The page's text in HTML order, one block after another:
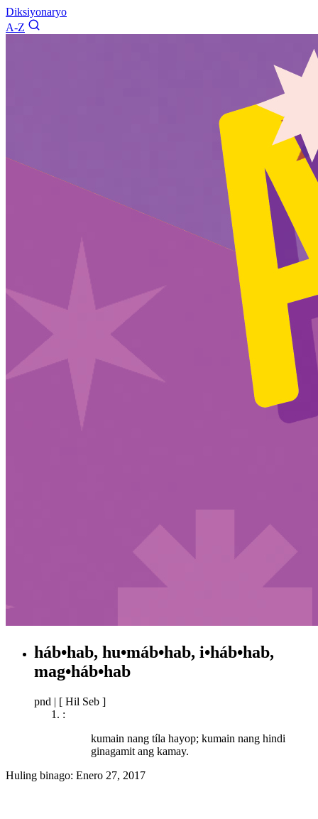
Diksiyonaryo
A-Z
háb•hab, hu•máb•hab, i•háb•hab,
mag•háb•hab
pnd | [ Hil Seb ]
:
kumain nang tíla hayop; kumain nang hindi
ginagamit ang kamay.
Huling binago: Enero 27, 2017